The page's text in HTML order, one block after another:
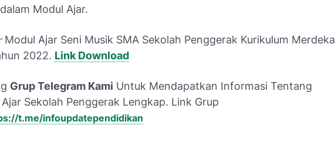
Modul Ajar.
Modul Ajar Seni Musik SMA Sekolah Penggerak Kurikulum Merdeka
2022. Link Download
Grup Telegram Kami Untuk Mendapatkan Informasi Tentang
Sekolah Penggerak Lengkap. Link Grup
t.me/infoupdatependidikan